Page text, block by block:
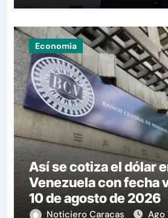
Economía
Así se cotiza el dólar
Venezuela con fecha
10 de agosto de 2026
Noticiero Caracas Ago